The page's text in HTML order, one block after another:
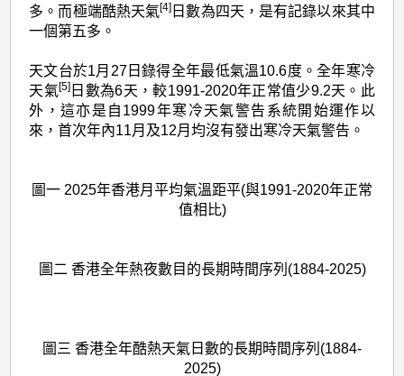
多。而極端酷熱天氣[4] 日數為四天，是有記錄以來其中
一個第五多。
天文台於1月27日錄得全年最低氣溫10.6度。全年寒冷
天氣[5]日數為6天，較1991-2020年正常值少9.2天。此
外，這亦是自1999年寒冷天氣警告系統開始運作以
來，首次年內11月及12月均沒有發出寒冷天氣警告。
圖一 2025年香港月平均氣溫距平(與1991-2020年正常
值相比)
圖二 香港全年熱夜數目的長期時間序列(1884-2025)
圖三 香港全年酷熱天氣日數的長期時間序列(1884-
2025)